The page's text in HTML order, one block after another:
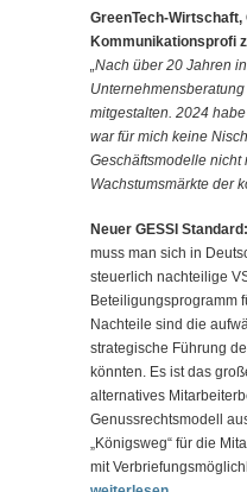
GreenTech-
Kommunikationsprofi
„Nach über 20 Jahren
mitgestalten. 2024
war für mich keine
Geschäftsmodelle
Wachstumsmärkte der
Neuer GESSI
muss man sich in
steuerlich nachteilige
Beteiligungsprogramm
Nachteile sind die
strategische Führung
könnten. Es ist das
alternatives
Genussrechtsmodell
„Königsweg“ für die
mit